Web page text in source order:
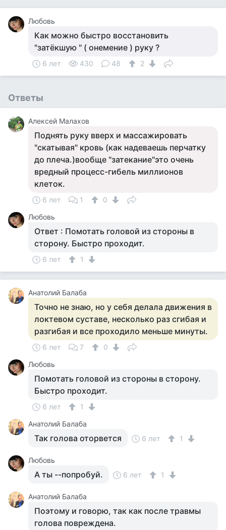
Любовь
Как можно быстро восстановить
"затёкшую " ( онемение ) руку ?
6 лет 430 48 2
Ответы
Алексей Малахов
Поднять руку вверх и массажировать
"скатывая" кровь (как надеваешь перчатку
до плеча.)вообще "затекание"это очень
вредный процесс-гибель миллионов
клеток.
6 лет 1
0
Любовь
Ответ : Помотать головой из стороны в
сторону. Быстро проходит.
6 лет 1
Анатолий Балаба
Точно не знаю, но у себя делала движения в
локтевом суставе, несколько раз сгибая и
разгибая и все проходило меньше минуты.
6 лет 7
0
Любовь
Помотать головой из стороны в сторону.
Быстро проходит.
6 лет
1
Анатолий Балаба
Так голова оторвется 6 лет 1
Любовь
А ты --попробуй. 6 лет 1
Анатолий Балаба
Поэтому и говорю, так как после травмы
голова повреждена.